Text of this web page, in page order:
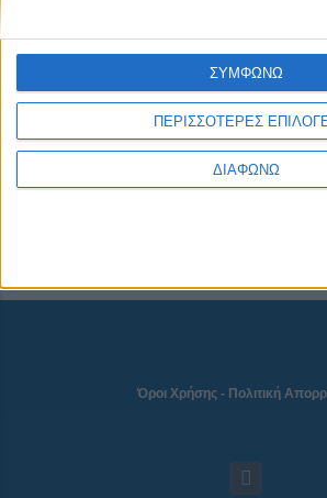
ΠΕΡΙΣΣΟΤΕΡΕΣ
ΔΙΑΦΩΝΩ
ΣΥΜΦΩΝΩ
Όροι Χρήσης- Πολιτική